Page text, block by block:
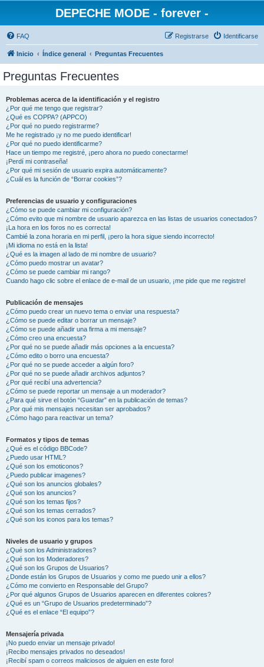
DEPECHE MODE - forever -
FAQ Identificarse
Registrarse
Inicio Índice general Preguntas Frecuentes
Preguntas Frecuentes
Problemas acerca de la identificación y el registro
¿Por qué me tengo que registrar?
¿Qué es COPPA? (APPCO)
¿Por qué no puedo registrarme?
Me he registrado ¡y no me puedo identificar!
¿Por qué no puedo identificarme?
Hace un tiempo me registré, ¡pero ahora no puedo conectarme!
¡Perdí mi contraseña!
¿Por qué mi sesión de usuario expira automáticamente?
¿Cuál es la función de “Borrar cookies”?
Preferencias de usuario y configuraciones
¿Cómo se puede cambiar mi configuración?
¿Cómo evito que mi nombre de usuario aparezca en las listas de usuarios conectados?
¡La hora en los foros no es correcta!
Cambié la zona horaria en mi perfil, ¡pero la hora sigue siendo incorrecto!
¡Mi idioma no está en la lista!
¿Qué es la imagen al lado de mi nombre de usuario?
¿Cómo puedo mostrar un avatar?
¿Cómo se puede cambiar mi rango?
Cuando hago clic sobre el enlace de e-mail de un usuario, ¡me pide que me registre!
Publicación de mensajes
¿Cómo puedo crear un nuevo tema o enviar una respuesta?
¿Cómo se puede editar o borrar un mensaje?
¿Cómo se puede añadir una firma a mi mensaje?
¿Cómo creo una encuesta?
¿Por qué no se puede añadir más opciones a la encuesta?
¿Cómo edito o borro una encuesta?
¿Por qué no se puede acceder a algún foro?
¿Por qué no se puede añadir archivos adjuntos?
¿Por qué recibí una advertencia?
¿Cómo se puede reportar un mensaje a un moderador?
¿Para qué sirve el botón “Guardar” en la publicación de temas?
¿Por qué mis mensajes necesitan ser aprobados?
¿Cómo hago para reactivar un tema?
Formatos y tipos de temas
¿Qué es el código BBCode?
¿Puedo usar HTML?
¿Qué son los emoticonos?
¿Puedo publicar imagenes?
¿Qué son los anuncios globales?
¿Qué son los anuncios?
¿Qué son los temas fijos?
¿Qué son los temas cerrados?
¿Qué son los iconos para los temas?
Niveles de usuario y grupos
¿Qué son los Administradores?
¿Qué son los Moderadores?
¿Qué son los Grupos de Usuarios?
¿Donde están los Grupos de Usuarios y como me puedo unir a ellos?
¿Cómo me convierto en Responsable del Grupo?
¿Por qué algunos Grupos de Usuarios aparecen en diferentes colores?
¿Qué es un “Grupo de Usuarios predeterminado”?
¿Qué es el enlace “El equipo”?
Mensajería privada
¡No puedo enviar un mensaje privado!
¡Recibo mensajes privados no deseados!
¡Recibí spam o correos maliciosos de alguien en este foro!